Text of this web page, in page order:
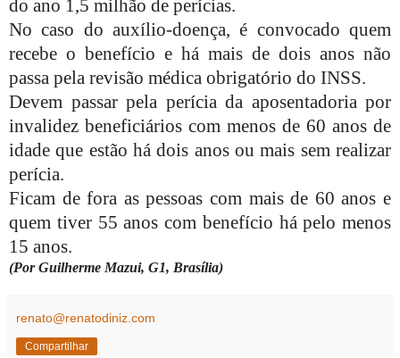
do ano 1,5 milhão de perícias.
No caso do auxílio-doença, é convocado quem
recebe o benefício e há mais de dois anos não
passa pela revisão médica obrigatório do INSS.
Devem passar pela perícia da aposentadoria por
invalidez beneficiários com menos de 60 anos de
idade que estão há dois anos ou mais sem realizar
perícia.
Ficam de fora as pessoas com mais de 60 anos e
quem tiver 55 anos com benefício há pelo menos
15 anos.
(Por Guilherme Mazui, G1, Brasília)
renato@renatodiniz.com
Compartilhar